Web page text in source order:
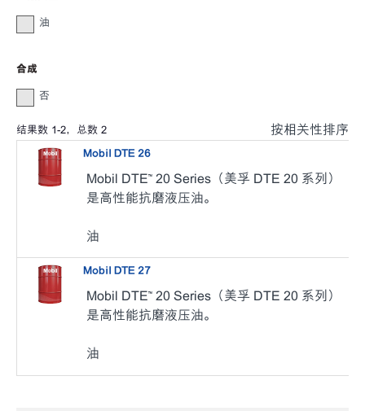
油
合成
否
结果数 1-2，总数 2 按相关性排序
Mobil DTE 26
Mobil DTE™ 20 Series（美孚 DTE 20 系列）
是高性能抗磨液压油。
油
Mobil DTE 27
Mobil DTE™ 20 Series（美孚 DTE 20 系列）
是高性能抗磨液压油。
油